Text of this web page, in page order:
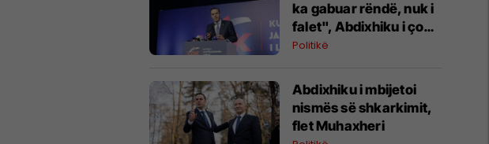
ka gabuar rëndë, nuk i
falet", Abdixhiku i çon
“selam” Përparim
Politikë
Abdixhiku i mbijetoi
nismës së shkarkimit,
flet Muhaxheri